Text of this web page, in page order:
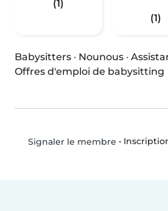
(1)
(1)
Babysitters · Nounous ·
Offres d'emploi de babysitting
Signaler le membre •